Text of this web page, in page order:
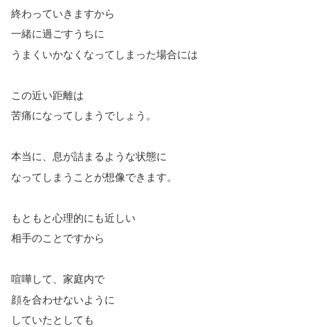
終わっていきますから
一緒に過ごすうちに
うまくいかなくなってしまった場合には
この近い距離は
苦痛になってしまうでしょう。
本当に、息が詰まるような状態に
なってしまうことが想像できます。
もともと心理的にも近しい
相手のことですから
喧嘩して、家庭内で
顔を合わせないように
していたとしても